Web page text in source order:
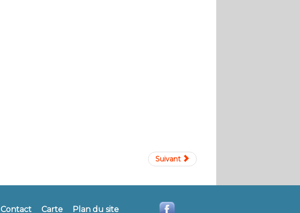
Suivant
Contact Carte Plan du site